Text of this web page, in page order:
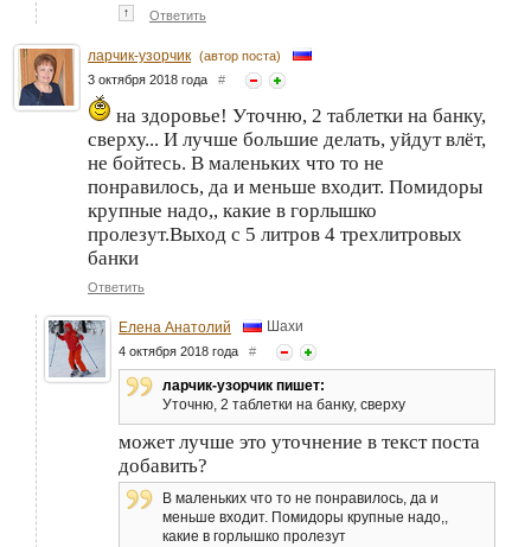
↑ Ответить
ларчик-узорчик (автор поста)
3 октября 2018 года #
на здоровье! Уточню, 2 таблетки на банку,
сверху... И лучше большие делать, уйдут влёт,
не бойтесь. В маленьких что то не
понравилось, да и меньше входит. Помидоры
крупные надо,, какие в горлышко
пролезут.Выход с 5 литров 4 трехлитровых
банки
Ответить
Елена Анатолий Шахи
4 октября 2018 года #
ларчик-узорчик пишет:
Уточню, 2 таблетки на банку, сверху
может лучше это уточнение в текст поста
добавить?
В маленьких что то не понравилось, да и
меньше входит. Помидоры крупные надо,,
какие в горлышко пролезут